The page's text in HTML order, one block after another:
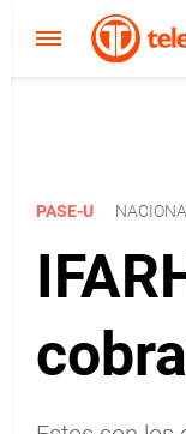
PASE-U